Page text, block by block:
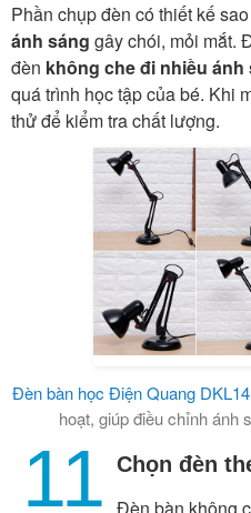
Phần chụp đèn có thiết kế
ánh sáng gây chói, mỏi mắt.
đèn không che đi nhiều ánh
quá trình học tập của bé. Khi
thử để kiểm tra chất lượng.
Đèn bàn học Điện Quang
hoạt, giúp điều chỉnh ánh
11 Chọn đèn
Đèn bàn không